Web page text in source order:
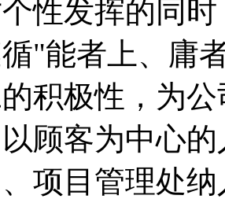
性发挥的同
"能者上、庸
积极性，为
顾客为中心
项目管理处